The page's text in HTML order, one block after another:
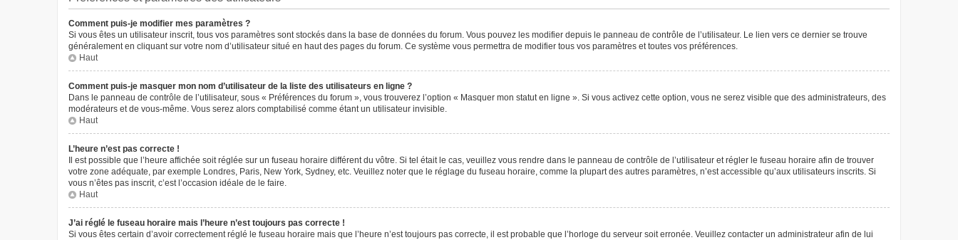
Comment puis-je modifier mes paramètres ?
Si vous êtes un utilisateur inscrit, tous vos paramètres sont stockés dans la base de données du forum. Vous pouvez les modifier depuis le panneau de contrôle de l’utilisateur. Le lien vers ce dernier se trouve
généralement en cliquant sur votre nom d’utilisateur situé en haut des pages du forum. Ce système vous permettra de modifier tous vos paramètres et toutes vos préférences.
Haut
Comment puis-je masquer mon nom d’utilisateur de la liste des utilisateurs en ligne ?
Dans le panneau de contrôle de l’utilisateur, sous « Préférences du forum », vous trouverez l’option « Masquer mon statut en ligne ». Si vous activez cette option, vous ne serez visible que des administrateurs, des
modérateurs et de vous-même. Vous serez alors comptabilisé comme étant un utilisateur invisible.
Haut
L’heure n’est pas correcte !
Il est possible que l’heure affichée soit réglée sur un fuseau horaire différent du vôtre. Si tel était le cas, veuillez vous rendre dans le panneau de contrôle de l’utilisateur et régler le fuseau horaire afin de trouver
votre zone adéquate, par exemple Londres, Paris, New York, Sydney, etc. Veuillez noter que le réglage du fuseau horaire, comme la plupart des autres paramètres, n’est accessible qu’aux utilisateurs inscrits. Si
vous n’êtes pas inscrit, c’est l’occasion idéale de le faire.
Haut
J’ai réglé le fuseau horaire mais l’heure n’est toujours pas correcte !
Si vous êtes certain d’avoir correctement réglé le fuseau horaire mais que l’heure n’est toujours pas correcte, il est probable que l’horloge du serveur soit erronée. Veuillez contacter un administrateur afin de lui